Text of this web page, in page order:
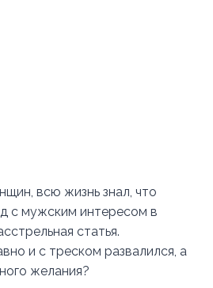
всю жизнь знал, что
с мужским интересом в
статья.
и с треском развалился, а
желания?